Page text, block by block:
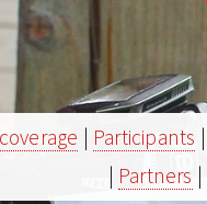
| Participants |
| Partners |